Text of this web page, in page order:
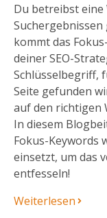
Du betreibst eine
kommt das
deiner SEO-
Schlüsselbegriff,
Seite gefunden
auf den richtigen
In diesem
Fokus-Keywords
einsetzt, um das
entfesseln!
Weiterlesen